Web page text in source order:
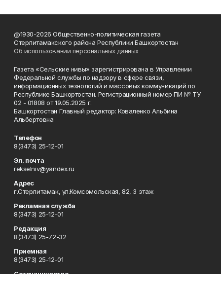
@1930-2026 Общественно-политическая газета
Стерлитамакского района Республики Башкортостан
Об использовании персональных данных
Газета «Сельские нивы» зарегистрирована в Управлении
Федеральной службы по надзору в сфере связи,
информационных технологий и массовых коммуникаций по
Республике Башкортостан. Регистрационный номер ПИ № ТУ
02 - 01808 от 19.05.2025 г.
Башкортостан Главный редактор: Коваленко Альбина
Альбертовна
Телефон
8(3473) 25-12-01
Эл. почта
rekselniv@yandex.ru
Адрес
г.Стерлитамак, ул.Комсомольская, 82, 3 этаж
Рекламная служба
8(3473) 25-12-01
Редакция
8(3473) 25-72-32
Приемная
8(3473) 25-12-01
Сотрудничество